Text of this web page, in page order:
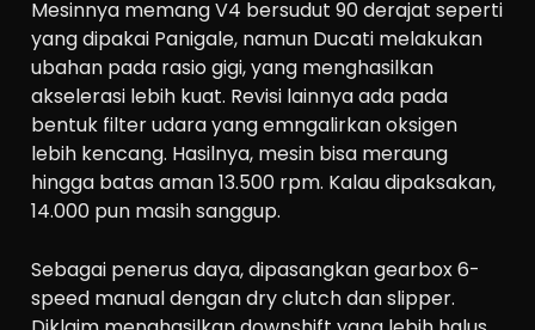
Mesinnya memang V4 bersudut 90 derajat seperti
yang dipakai Panigale, namun Ducati melakukan
ubahan pada rasio gigi, yang menghasilkan
akselerasi lebih kuat. Revisi lainnya ada pada
bentuk filter udara yang emngalirkan oksigen
lebih kencang. Hasilnya, mesin bisa meraung
hingga batas aman 13.500 rpm. Kalau dipaksakan,
14.000 pun masih sanggup.
Sebagai penerus daya, dipasangkan gearbox 6-
speed manual dengan dry clutch dan slipper.